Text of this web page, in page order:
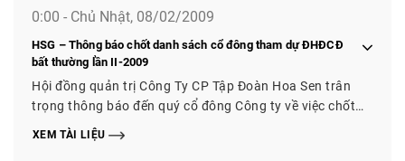
0:00 - Chủ Nhật, 08/02/2009
HSG – Thông báo chốt danh sách cổ đông tham dự ĐHĐCĐ
bất thường lần II-2009
Hội đồng quản trị Công Ty CP Tập Đoàn Hoa Sen trân
trọng thông báo đến quý cổ đông Công ty về việc chốt
danh sách cổ đông, thời gian, địa điểm và nội dung
chương trình Hội nghị ĐHĐCĐ bất thường lần II năm
XEM TÀI LIỆU